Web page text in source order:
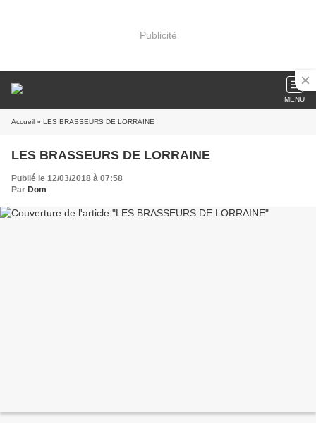
Publicité
MENU
Accueil » LES BRASSEURS DE LORRAINE
LES BRASSEURS DE LORRAINE
Publié le 12/03/2018 à 07:58
Par Dom